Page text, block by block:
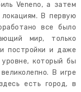
Veneno, а затем
В первую
все было
мир, только
постройки и даже
который бы
В игре
есть город, в